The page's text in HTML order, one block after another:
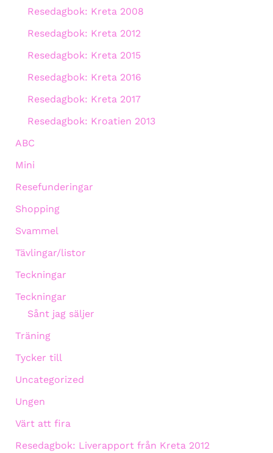
Resedagbok: Kreta 2008
Resedagbok: Kreta 2012
Resedagbok: Kreta 2015
Resedagbok: Kreta 2016
Resedagbok: Kreta 2017
Resedagbok: Kroatien 2013
ABC
Mini
Resefunderingar
Shopping
Svammel
Tävlingar/listor
Teckningar
Teckningar
Sånt jag säljer
Träning
Tycker till
Uncategorized
Ungen
Värt att fira
Resedagbok: Liverapport från Kreta 2012